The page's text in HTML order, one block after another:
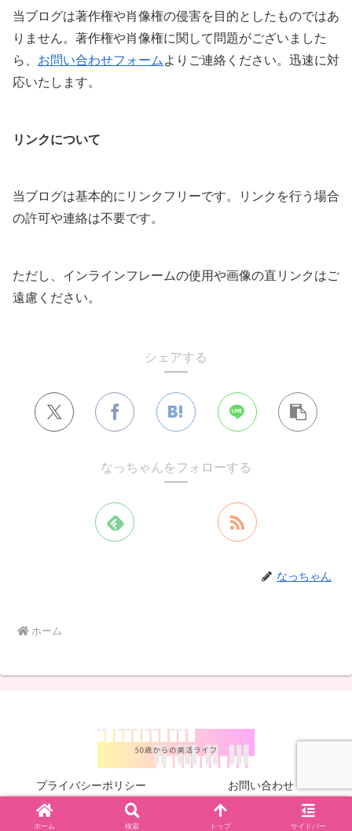
当ブログは著作権や肖像権の侵害を目的としたものではあ
りません。著作権や肖像権に関して問題がございました
ら、 お問い合わせフォーム よりご連絡ください。迅速に対
応いたします。
リンクについて
当ブログは基本的にリンクフリーです。リンクを行う場合
の許可や連絡は不要です。
ただし、インラインフレームの使用や画像の直リンクはご
遠慮ください。
シェアする
なっちゃんをフォローする
なっちゃん
ホーム
プライバシーポリシー お問い合わせ
ホーム 検索 トップ サイドバー